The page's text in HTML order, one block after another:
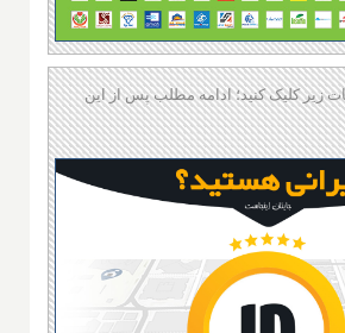
زیر کلیک کنید؛ ادامه مطلب پس از این